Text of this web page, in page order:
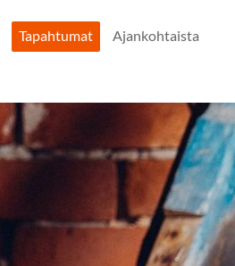
Tapahtumat
Ajankohtaista